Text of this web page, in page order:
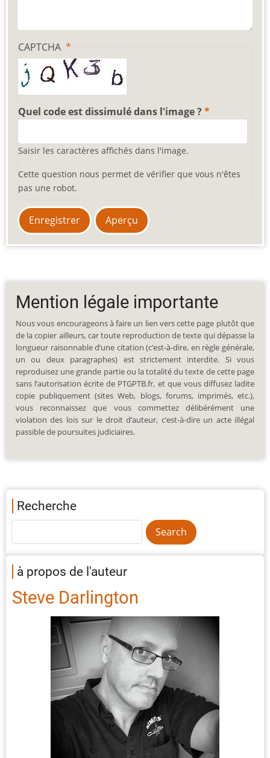
CAPTCHA
Quel code est dissimulé dans l'image ?
Saisir les caractères affichés dans l'image.
Cette question nous permet de vérifier que vous n'êtes
pas une robot.
Mention légale importante
Nous vous encourageons à faire un lien vers cette page plutôt que
de la copier ailleurs, car toute reproduction de texte qui dépasse la
longueur raisonnable d’une citation (c’est-à-dire, en règle générale,
un ou deux paragraphes) est strictement interdite. Si vous
reproduisez une grande partie ou la totalité du texte de cette page
sans l’autorisation écrite de PTGPTB.fr, et que vous diffusez ladite
copie publiquement (sites Web, blogs, forums, imprimés, etc.),
vous reconnaissez que vous commettez délibérément une
violation des lois sur le droit d’auteur, c’est-à-dire un acte illégal
passible de poursuites judiciaires.
Recherche
à propos de l'auteur
Steve Darlington